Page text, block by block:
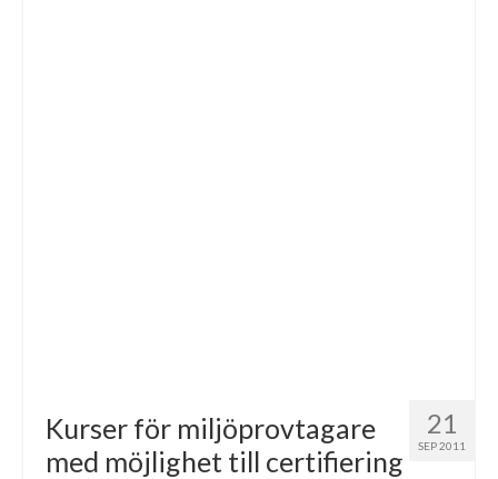
21
SEP 2011
Kurser för miljöprovtagare
med möjlighet till certifiering